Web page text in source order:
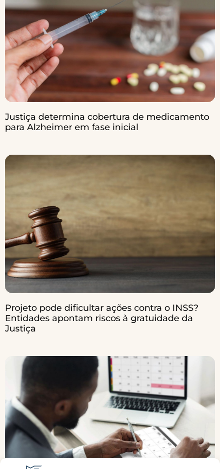
Justiça determina cobertura de medicamento
para Alzheimer em fase inicial
Projeto pode dificultar ações contra o INSS?
Entidades apontam riscos à gratuidade da
Justiça